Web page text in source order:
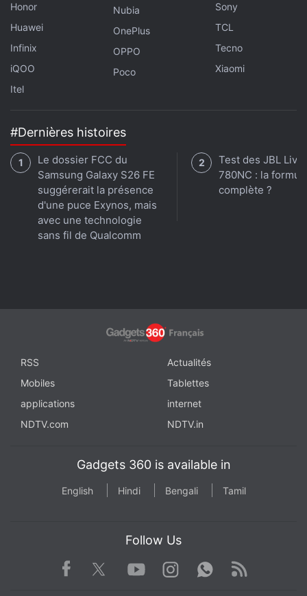
Honor
Huawei
Infinix
iQOO
Itel
Nubia
OnePlus
OPPO
Poco
Sony
TCL
Tecno
Xiaomi
#Dernières histoires
Le dossier FCC du
Samsung Galaxy S26 FE
suggérerait la présence
d'une puce Exynos, mais
avec une technologie
sans fil de Qualcomm
Test des JBL Live
780NC : la
complète ?
RSS
Actualités
Mobiles
Tablettes
applications
internet
NDTV.com
NDTV.in
Gadgets 360 is available in
English Hindi Bengali Tamil
Follow Us
Facebook TwitterYoutube
Instagram WhatsApp
Rss